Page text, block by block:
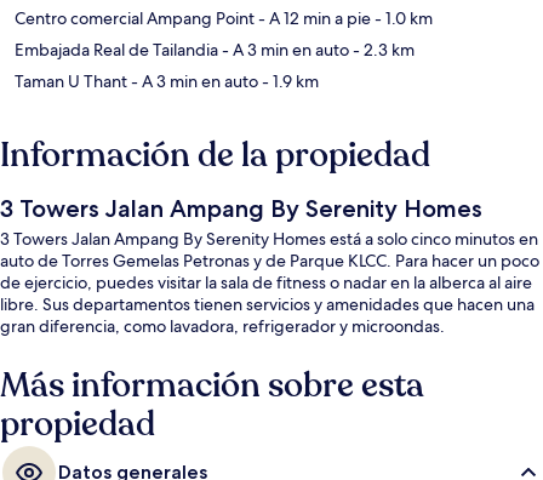
Centro comercial Ampang Point- A 12 min a pie- 1.0 km
Embajada Real de Tailandia- A 3 min en auto- 2.3 km
Taman U Thant- A 3 min en auto- 1.9 km
Información de la propiedad
3 Towers Jalan Ampang By Serenity Homes
3 Towers Jalan Ampang By Serenity Homes está a solo cinco minutos en
auto de Torres Gemelas Petronas y de Parque KLCC. Para hacer un poco
de ejercicio, puedes visitar la sala de fitness o nadar en la alberca al aire
libre. Sus departamentos tienen servicios y amenidades que hacen una
gran diferencia, como lavadora, refrigerador y microondas.
Más información sobre esta
propiedad
Datos generales